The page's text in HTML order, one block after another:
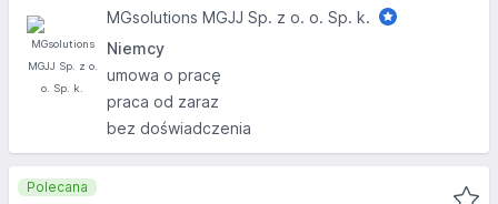
MGsolutions MGJJ Sp. z o. o. Sp. k.
Niemcy
umowa o pracę
praca od zaraz
bez doświadczenia
Polecana